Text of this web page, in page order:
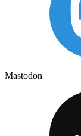
Mastodon